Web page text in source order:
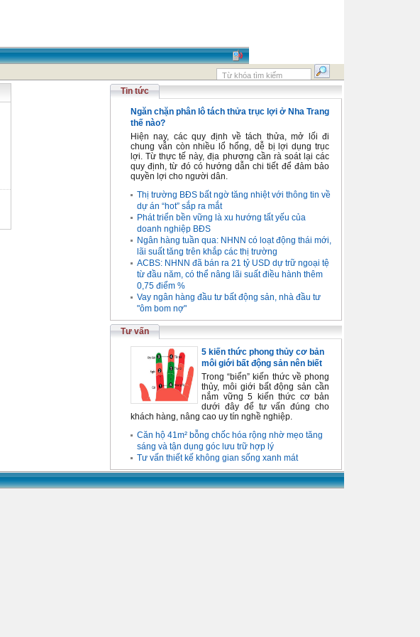
Tin tức
Ngăn chặn phân lô tách thửa trục lợi ở Nha Trang
thế nào?
Hiện nay, các quy định về tách thửa, mở lối đi
chung vẫn còn nhiều lổ hổng, dễ bị lợi dụng trục
lợi. Từ thực tế này, địa phương cần rà soát lại các
quy định, từ đó có hướng dẫn chi tiết để đảm bảo
quyền lợi cho người dân.
Thị trường BĐS bất ngờ tăng nhiệt với thông tin về
dự án “hot” sắp ra mắt
Phát triển bền vững là xu hướng tất yếu của
doanh nghiệp BĐS
Ngân hàng tuần qua: NHNN có loạt động thái mới,
lãi suất tăng trên khắp các thị trường
ACBS: NHNN đã bán ra 21 tỷ USD dự trữ ngoại tệ
từ đầu năm, có thể nâng lãi suất điều hành thêm
0,75 điểm %
Vay ngân hàng đầu tư bất động sản, nhà đầu tư
"ôm bom nợ"
Tư vấn
5 kiến thức phong thủy cơ bản
môi giới bất động sản nên biết
Trong “biển” kiến thức về phong
thủy, môi giới bất động sản cần
nắm vững 5 kiến thức cơ bản
dưới đây để tư vấn đúng cho
khách hàng, nâng cao uy tín nghề nghiệp.
Căn hộ 41m² bỗng chốc hóa rộng nhờ mẹo tăng
sáng và tận dụng góc lưu trữ hợp lý
Tư vấn thiết kế không gian sống xanh mát